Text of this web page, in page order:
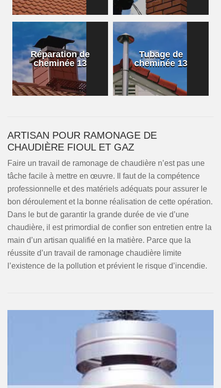
Réparation de
cheminée 13
Tubage de
cheminée 13
ARTISAN POUR RAMONAGE DE
CHAUDIÈRE FIOUL ET GAZ
Faire un travail de ramonage de chaudière n’est pas une
tâche facile à mettre en œuvre. Il faut de la compétence
professionnelle et des matériels adéquats pour assurer le
bon déroulement et la bonne réalisation de cette opération.
Dans le but de garantir la grande durée de vie d’une
chaudière, il est primordial de confier son entretien entre la
main d’un artisan qualifié en la matière. Parce que la
réussite d’un travail de ramonage chaudière limite
l’existence de la pollution et prévient le risque d’incendie.